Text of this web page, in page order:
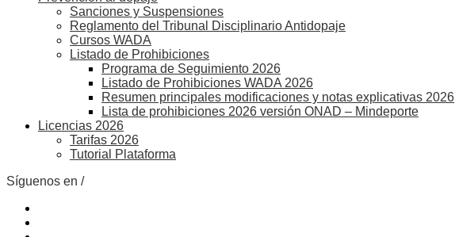
Sanciones y Suspensiones
Reglamento del Tribunal Disciplinario Antidopaje
Cursos WADA
Listado de Prohibiciones
Programa de Seguimiento 2026
Listado de Prohibiciones WADA 2026
Resumen principales modificaciones y notas explicativas 2026
Lista de prohibiciones 2026 versión ONAD – Mindeporte
Licencias 2026
Tarifas 2026
Tutorial Plataforma
Síguenos en /